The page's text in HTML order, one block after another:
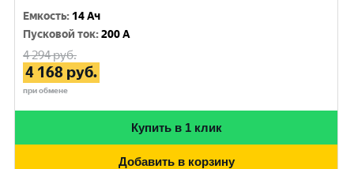
Емкость: 14 Ач
Пусковой ток:200 A
4 294руб.
4 168 руб.
при обмене
Купить в 1 клик
Добавить в корзину